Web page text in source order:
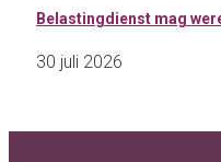
Belastingdienst mag
30 juli 2026